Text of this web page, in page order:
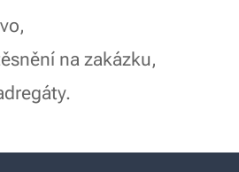
na zakázku,